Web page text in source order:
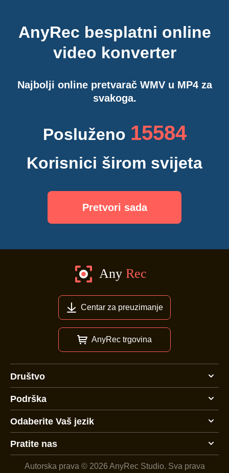
AnyRec besplatni online
video konverter
Najbolji online pretvarač WMV u MP4 za
svakoga.
Posluženo 15603
Korisnici širom svijeta
Pretvori sada
Centar za preuzimanje
AnyRec trgovina
Društvo
Podrška
Odaberite Vaš jezik
Pratite nas
Autorska prava © 2026 AnyRec Studio. Sva prava